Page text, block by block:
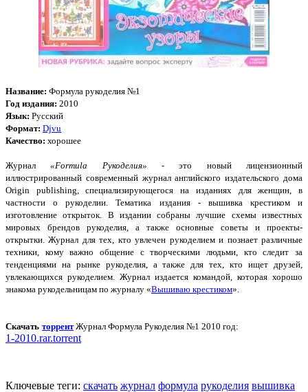
Название: Формула рукоделия №1
Год издания: 2010
Язык: Русский
Формат: Djvu
Качество: хорошее
Журнал«Formula Рукоделия» - это новый лицензионный
иллюстрированный современный журнал английского издательского дома
Origin publishing, специализирующегося на изданиях для женщин, в
частности о рукоделии. Тематика издания - вышивка крестиком и
изготовление открыток. В издании собраны лучшие схемы известных
мировых брендов рукоделия, а также основные советы и проекты-
открытки. Журнал для тех, кто увлечен рукоделием и познает различные
техники, кому важно общение с творческими людьми, кто следит за
тенденциями на рынке рукоделия, а также для тех, кто ищет друзей,
увлекающихся рукоделием. Журнал издается командой, которая хорошо
знакома рукодельницам по журналу «Вышиваю крестиком».
Скачатьторрент Журнал Формула Рукоделия №1 2010 год:
1-2010.rar.torrent
Ключевые теги: скачать журнал формула рукоделия вышивка